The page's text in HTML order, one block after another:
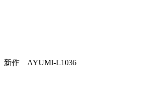
新作 AYUMI-L1036